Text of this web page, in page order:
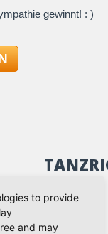
gewinnt! : )
Standard
Slowfox
to provide
and may